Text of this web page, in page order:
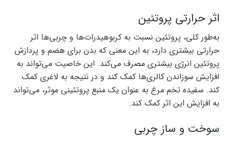
اثر حرارتی پروتئین
به‌طور کلی، پروتئین نسبت به کربوهیدرات‌ها و چربی‌ها اثر
حرارتی بیشتری دارد، به این معنی که بدن برای هضم و پردازش
پروتئین انرژی بیشتری مصرف می‌کند. این خاصیت می‌تواند به
افزایش سوزاندن کالری‌ها کمک کند و در نتیجه به لاغری کمک
کند. سفیده تخم مرغ به عنوان یک منبع پروتئینی موثر، می‌تواند
به افزایش این اثر کمک کند.
سوخت و ساز چربی